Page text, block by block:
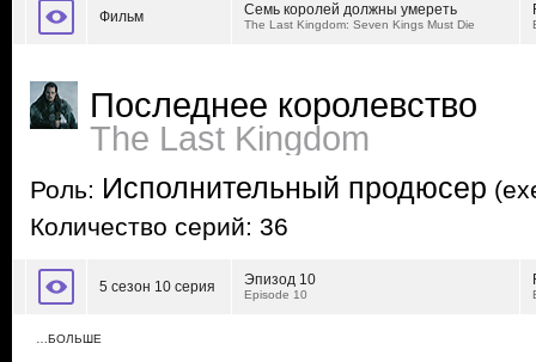
Фильм Семь королей должны умереть
The Last Kingdom: Seven Kings Must Die
Последнее королевство
The Last Kingdom
Роль: Исполнительный продюсер
Количество серий: 36
5 сезон 10 серия Эпизод 10
Episode 10
…БОЛЬШЕ